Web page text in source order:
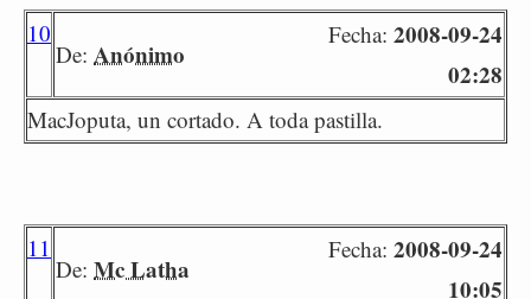
10
De: Anónimo
Fecha: 2008-09-24
02:28
MacJoputa, un cortado. A toda pastilla.
11
De: Mc Latha
Fecha: 2008-09-24
10:05